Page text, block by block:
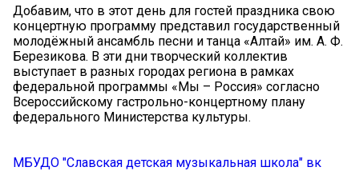
Добавим, что в этот день для гостей праздника свою
концертную программу представил государственный
молодёжный ансамбль песни и танца «Алтай» им. А. Ф.
Березикова. В эти дни творческий коллектив
выступает в разных городах региона в рамках
федеральной программы «Мы – Россия» согласно
Всероссийскому гастрольно-концертному плану
федерального Министерства культуры.
МБУДО "Славская детская музыкальная школа" вк